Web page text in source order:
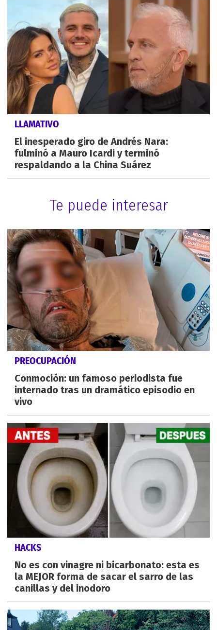
LLAMATIVO
El inesperado giro de Andrés Nara:
fulminó a Mauro Icardi y terminó
respaldando a la China Suárez
Te puede interesar
PREOCUPACIÓN
Conmoción: un famoso periodista fue
internado tras un dramático episodio en
vivo
HACKS
No es con vinagre ni bicarbonato: esta es
la MEJOR forma de sacar el sarro de las
canillas y del inodoro